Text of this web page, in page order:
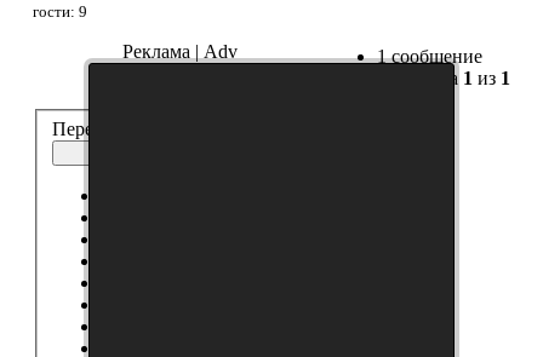
1 сообщение
Страница 1 из 1
Перейти:
гости: 9
Реклама | Adv